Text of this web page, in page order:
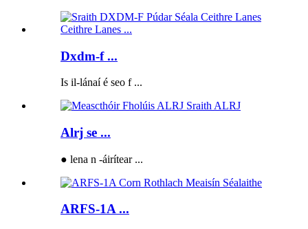
Dxdm-f ...
Is il-lánaí é seo f ...
Alrj se ...
● lena n -áirítear ...
ARFS-1A ...